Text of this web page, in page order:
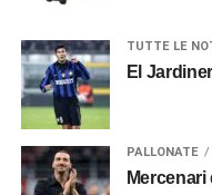
TUTTE LE
El
PALLONATE